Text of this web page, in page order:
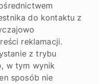
do kontaktu z
reklamacji.
z trybu
w tym wynik
sposób nie